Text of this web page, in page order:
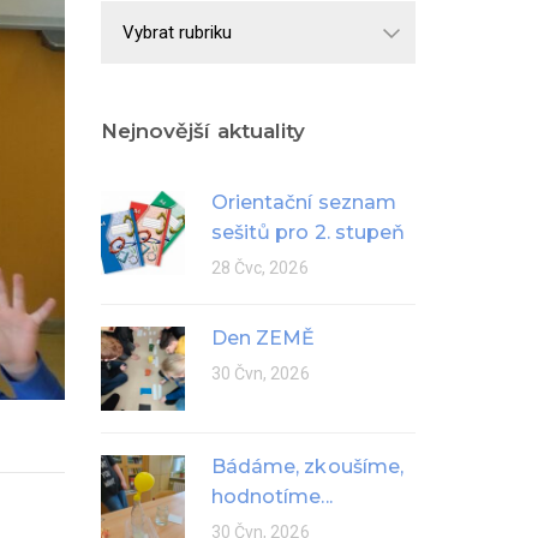
Nejnovější aktuality
Orientační seznam
sešitů pro 2. stupeň
28 Čvc, 2026
Den ZEMĚ
30 Čvn, 2026
Bádáme, zkoušíme,
hodnotíme...
30 Čvn, 2026